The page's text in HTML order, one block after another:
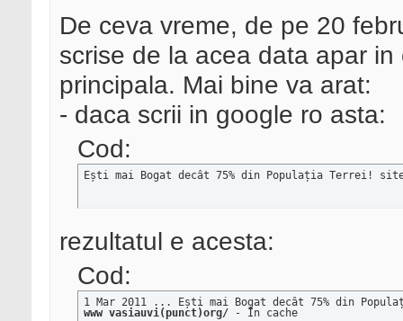
De ceva vreme, de pe 20
scrise de la acea data apar
principala. Mai bine va arat:
- daca scrii in google ro asta:
Cod:
Ești mai Bogat decât 75% din Populația Terrei!
rezultatul e acesta:
Cod:
www vasiauvi(punct)org/ - În cache